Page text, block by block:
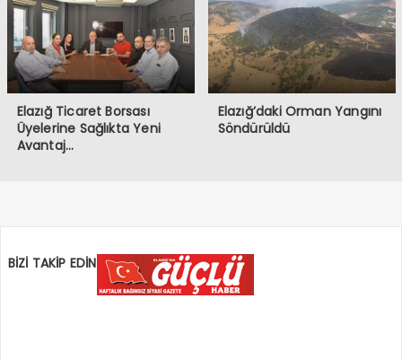
Elazığ Ticaret Borsası
Üyelerine Sağlıkta Yeni
Avantaj…
Elazığ’daki Orman Yangını
Söndürüldü
BİZİ TAKİP EDİN